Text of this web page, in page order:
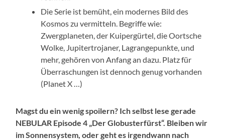
Die Serie ist bemüht, ein modernes Bild des
Kosmos zu vermitteln. Begriffe wie:
Zwergplaneten, der Kuipergürtel, die Oortsche
Wolke, Jupitertrojaner, Lagrangepunkte, und
mehr, gehören von Anfang an dazu. Platz für
Überraschungen ist dennoch genug vorhanden
(Planet X …)
Magst du ein wenig spoilern? Ich selbst lese gerade
NEBULAR Episode 4 „Der Globusterfürst“. Bleiben wir
im Sonnensystem, oder geht es irgendwann nach